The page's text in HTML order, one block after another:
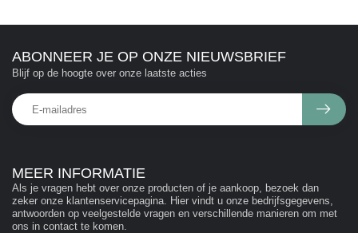
MEER INFORMATIE
Als je vragen hebt over onze producten of je aankoop, bezoek dan
zeker onze klantenservicepagina. Hier vindt u onze bedrijfsgegevens,
antwoorden op veelgestelde vragen en verschillende manieren om met
ons in contact te komen.
ABONNEER JE OP ONZE NIEUWSBRIEF
Blijf op de hoogte over onze laatste acties